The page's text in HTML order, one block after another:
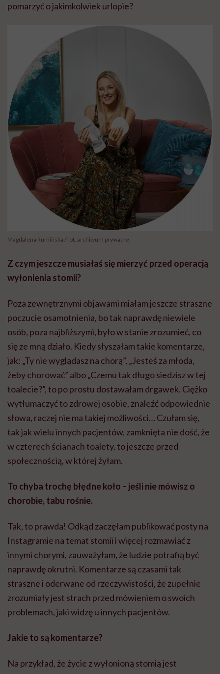
pomarzyć o jakimkolwiek urlopie?
Magdalena Rumińska / fot. archiwum prywatne
Z czym jeszcze musiałaś się mierzyć przed operacją
wyłonienia stomii?
Poza zewnętrznymi objawami miałam jeszcze straszne
poczucie osamotnienia, bo tak naprawdę niewiele
osób, poza najbliższymi, było w stanie zrozumieć, co
się ze mną działo. Kiedy słyszałam takie komentarze,
jak: „Ty nie wyglądasz na chorą”, „Jesteś za młoda,
żeby chorować” albo „Czemu tak długo siedzisz w tej
toalecie?”, to po prostu dostawałam drgawek. Ciężko
wytłumaczyć to zdrowej osobie, znaleźć odpowiednie
słowa, raczej nie ma takiej możliwości… Czułam się,
tak jak wielu innych pacjentów, zamknięta nie dość, że
w czterech ścianach toalety, to jeszcze przed
społecznością, w której żyłam.
To chyba trochę błędne koło – jeśli nie mówisz o
chorobie, tabu rośnie.
Tak, to prawda! Odkąd zaczęłam publikować posty na
Instagramie na temat stomii i więcej rozmawiać z
innymi chorymi, zauważyłam, że ludzie potrafią być
naprawdę okrutni. Komentarze są czasami tak
straszne i oderwane od rzeczywistości, że zupełnie
zrozumiały jest strach przed mówieniem o swoich
problemach, jaki widzę u innych pacjentów.
Jakie to są komentarze?
Na przykład, że życie z wyłonioną stomią jest